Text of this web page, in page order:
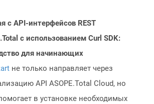
с API-интерфейсов REST
с использованием Curl SDK:
для начинающих
не только направляет через
API ASOPE.Total Cloud, но
в установке необходимых